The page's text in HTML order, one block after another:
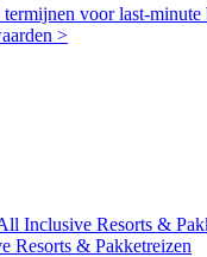
voor last-minute
>
Inclusive Resorts &
Resorts & Pakketreizen